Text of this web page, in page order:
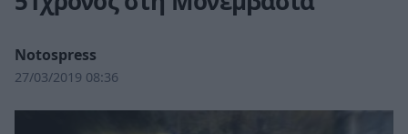
Notospress
27/03/2019 08:36